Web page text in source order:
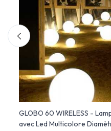
GLOBO 60 WIRELESS -
avec Led Multicolore